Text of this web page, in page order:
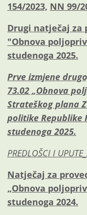
154/2023, NN 99/
Drugi natječaj za
"Obnova
studenoga 2025.
Prve izmjene
73.02 „Obnova
Strateškog plana
politike Republike
studenoga 2025.
PREDLOŠCI I
Natječaj za
„Obnova
studenoga 2024.